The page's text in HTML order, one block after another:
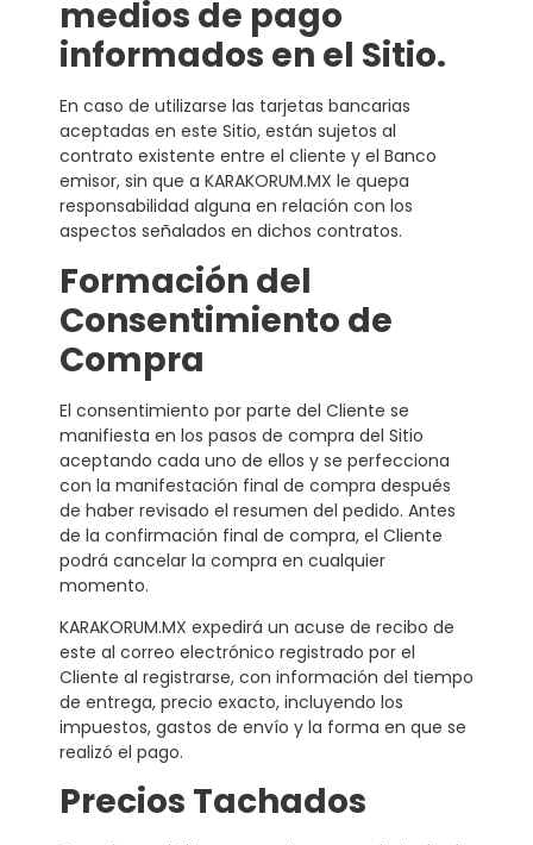
medios de pago
informados en el Sitio.
En caso de utilizarse las tarjetas bancarias
aceptadas en este Sitio, están sujetos al
contrato existente entre el cliente y el Banco
emisor, sin que a KARAKORUM.MX le quepa
responsabilidad alguna en relación con los
aspectos señalados en dichos contratos.
Formación del
Consentimiento de
Compra
El consentimiento por parte del Cliente se
manifiesta en los pasos de compra del Sitio
aceptando cada uno de ellos y se perfecciona
con la manifestación final de compra después
de haber revisado el resumen del pedido. Antes
de la confirmación final de compra, el Cliente
podrá cancelar la compra en cualquier
momento.
KARAKORUM.MX expedirá un acuse de recibo de
este al correo electrónico registrado por el
Cliente al registrarse, con información del tiempo
de entrega, precio exacto, incluyendo los
impuestos, gastos de envío y la forma en que se
realizó el pago.
Precios Tachados